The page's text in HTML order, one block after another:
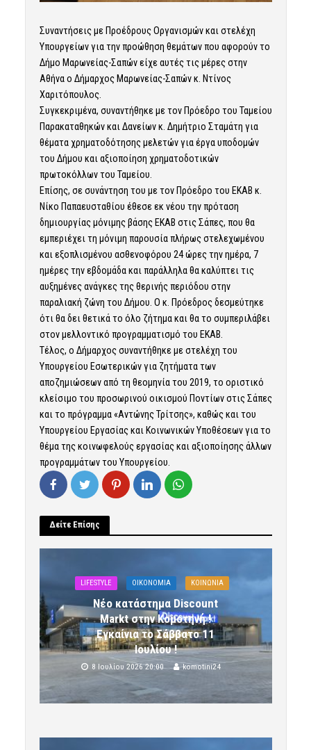
Συναντήσεις με Προέδρους Οργανισμών και στελέχη
Υπουργείων για την προώθηση θεμάτων που αφορούν το
Δήμο Μαρωνείας-Σαπών είχε αυτές τις μέρες στην
Αθήνα ο Δήμαρχος Μαρωνείας-Σαπών κ. Ντίνος
Χαριτόπουλος.
Συγκεκριμένα, συναντήθηκε με τον Πρόεδρο του Ταμείου
Παρακαταθηκών και Δανείων κ. Δημήτριο Σταμάτη για
θέματα χρηματοδότησης μελετών για έργα υποδομών
του Δήμου και αξιοποίηση χρηματοδοτικών
πρωτοκόλλων του Ταμείου.
Επίσης, σε συνάντηση του με τον Πρόεδρο του ΕΚΑΒ κ.
Νίκο Παπαευσταθίου έθεσε εκ νέου την πρόταση
δημιουργίας μόνιμης βάσης ΕΚΑΒ στις Σάπες, που θα
εμπεριέχει τη μόνιμη παρουσία πλήρως στελεχωμένου
και εξοπλισμένου ασθενοφόρου 24 ώρες την ημέρα, 7
ημέρες την εβδομάδα και παράλληλα θα καλύπτει τις
αυξημένες ανάγκες της θερινής περιόδου στην
παραλιακή ζώνη του Δήμου. Ο κ. Πρόεδρος δεσμεύτηκε
ότι θα δει θετικά το όλο ζήτημα και θα το συμπεριλάβει
στον μελλοντικό προγραμματισμό του ΕΚΑΒ.
Τέλος, ο Δήμαρχος συναντήθηκε με στελέχη του
Υπουργείου Εσωτερικών για ζητήματα των
αποζημιώσεων από τη θεομηνία του 2019, το οριστικό
κλείσιμο του προσωρινού οικισμού Ποντίων στις Σάπες
και το πρόγραμμα «Αντώνης Τρίτσης», καθώς και του
Υπουργείου Εργασίας και Κοινωνικών Υποθέσεων για το
θέμα της κοινωφελούς εργασίας και αξιοποίησης άλλων
προγραμμάτων του Υπουργείου.
Δείτε Επίσης
LIFESTYLE OIKONOMIA ΚΟΙΝΩΝΙΑ
Νέο κατάστημα Discount
Markt στην Κομοτηνή !
Εγκαίνια το Σάββατο 11
Ιουλίου !
8 Ιουλίου 2026 20:00 komotini24